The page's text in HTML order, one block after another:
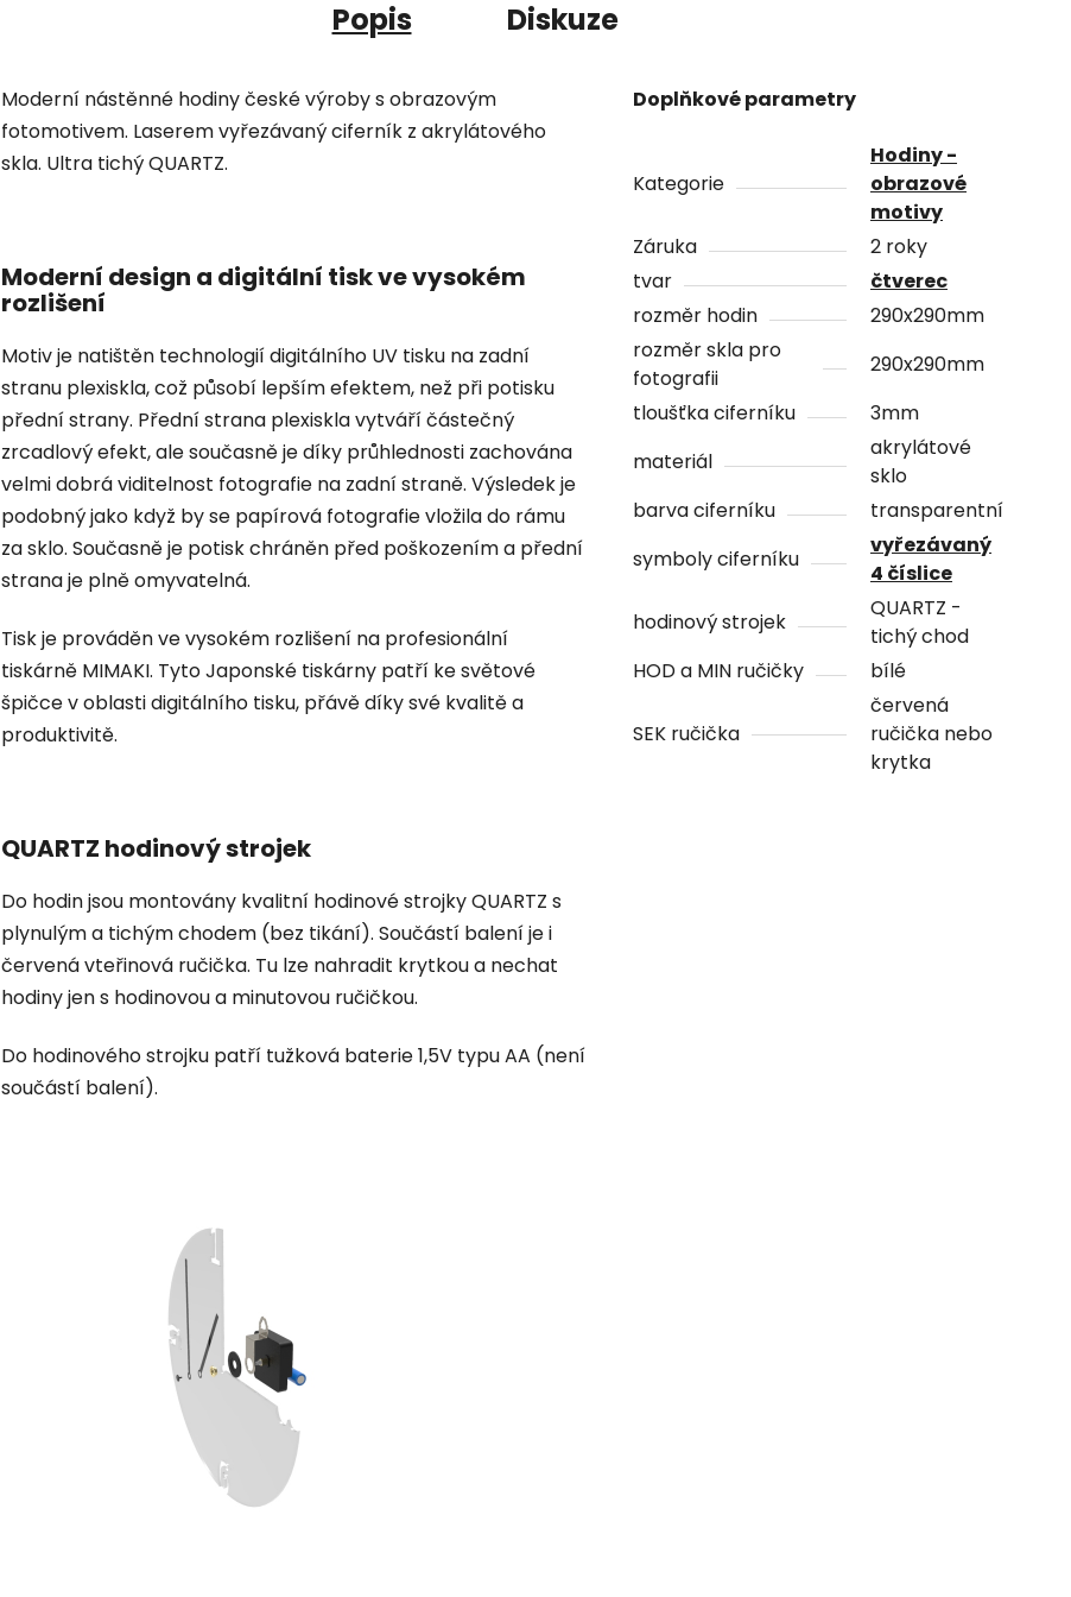
Popis Diskuze
Moderní nástěnné hodiny české výroby s obrazovým
fotomotivem. Laserem vyřezávaný ciferník z akrylátového
skla. Ultra tichý QUARTZ.
Moderní design a digitální tisk ve vysokém
rozlišení
Motiv je natištěn technologií digitálního UV tisku na zadní
stranu plexiskla, což působí lepším efektem, než při potisku
přední strany. Přední strana plexiskla vytváří částečný
zrcadlový efekt, ale současně je díky průhlednosti zachována
velmi dobrá viditelnost fotografie na zadní straně. Výsledek je
podobný jako když by se papírová fotografie vložila do rámu
za sklo. Současně je potisk chráněn před poškozením a přední
strana je plně omyvatelná.
Tisk je prováděn ve vysokém rozlišení na profesionální
tiskárně MIMAKI. Tyto Japonské tiskárny patří ke světové
špičce v oblasti digitálního tisku, přávě díky své kvalitě a
produktivitě.
QUARTZ hodinový strojek
Do hodin jsou montovány kvalitní hodinové strojky QUARTZ s
plynulým a tichým chodem (bez tikání). Součástí balení je i
červená vteřinová ručička. Tu lze nahradit krytkou a nechat
hodiny jen s hodinovou a minutovou ručičkou.
Do hodinového strojku patří tužková baterie 1,5V typu AA (není
součástí balení).
Doplňkové parametry
Kategorie
Hodiny -
obrazové
motivy
Záruka
2 roky
tvar
čtverec
rozměr hodin
290x290mm
rozměr skla pro
fotografii
290x290mm
tloušťka ciferníku
3mm
materiál
akrylátové
sklo
barva ciferníku
transparentní
symboly ciferníku
vyřezávaný
4 číslice
hodinový strojek
QUARTZ -
tichý chod
HOD a MIN ručičky
bílé
SEK ručička
červená
ručička nebo
krytka